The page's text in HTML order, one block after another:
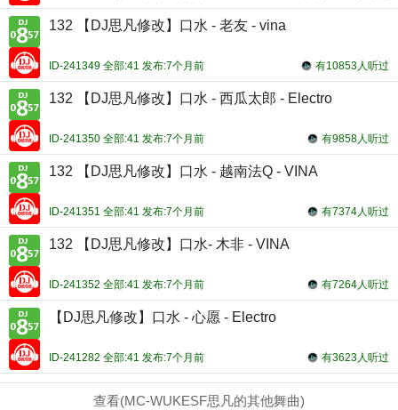
132 【DJ思凡修改】口水 - 老友 - vina
有10853人听过
ID-241349 全部:41 发布:7个月前
132 【DJ思凡修改】口水 - 西瓜太郎 - Electro
有9858人听过
ID-241350 全部:41 发布:7个月前
132 【DJ思凡修改】口水 - 越南法Q - VINA
有7374人听过
ID-241351 全部:41 发布:7个月前
132 【DJ思凡修改】口水- 木非 - VINA
有7264人听过
ID-241352 全部:41 发布:7个月前
【DJ思凡修改】口水 - 心愿 - Electro
有3623人听过
ID-241282 全部:41 发布:7个月前
查看(MC-WUKESF思凡的其他舞曲)